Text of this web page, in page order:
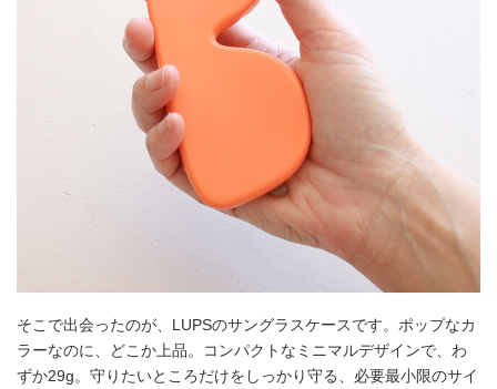
そこで出会ったのが、LUPSのサングラスケースです。ポップなカ
ラーなのに、どこか上品。コンパクトなミニマルデザインで、わ
ずか29g。守りたいところだけをしっかり守る、必要最小限のサイ